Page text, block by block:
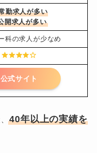
勤求人が多い
開求人が多い
科の求人が少なめ
公式サイト
40年以上の実績を